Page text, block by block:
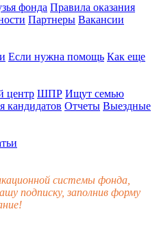
фонда Правила оказания
Партнеры Вакансии
Если нужна помощь Как еще
центр ШПР Ищут семью
кандидатов Отчеты Выездные
системы фонда,
подписку, заполнив форму